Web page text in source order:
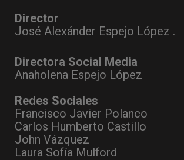
Director
José Alexánder Espejo López .
Directora Social Media
Anaholena Espejo López
Redes Sociales
Francisco Javier Polanco
Carlos Humberto Castillo
John Vázquez
Laura Sofía Mulford